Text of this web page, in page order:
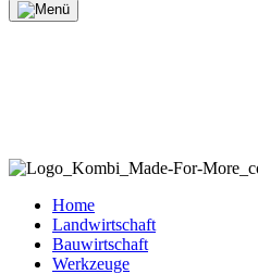
Home
Landwirtschaft
Bauwirtschaft
Werkzeuge